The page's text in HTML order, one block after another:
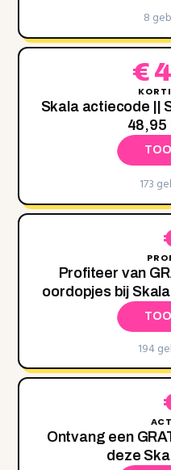
8
€
Skala actiecode ||
48,95
173
Profiteer van
oordopjes bij
194
Ontvang een
deze